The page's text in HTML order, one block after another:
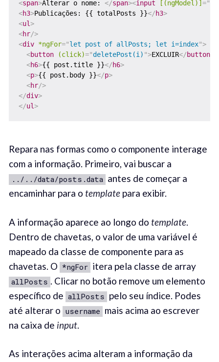
<span>Alterar o nome: </span><input [(ngModel)] ="
<h3>Publicações: {{ totalPosts }}</h3>
<ul>
<hr/>
<div *ngFor="let post of allPosts; let i=index">
<button (click)="deletePost(i) ">EXCLUIR</button>
<h6>{{ post.title }}</h6>
<p>{{ post.body }}</p>
<hr/>
</div>
</ul>
Repara nas formas como o componente interage
com a informação. Primeiro, vai buscar a
../../data/posts.data antes de começar a
encaminhar para o template para exibir.
A informação aparece ao longo do template.
Dentro de chavetas, o valor de uma variável é
mapeado da classe de componente para as
chavetas. O *ngFor itera pela classe de array
allPosts . Clicar no botão remove um elemento
específico de allPosts pelo seu índice. Podes
até alterar o username mais acima ao escrever
na caixa de input.
As interações acima alteram a informação da